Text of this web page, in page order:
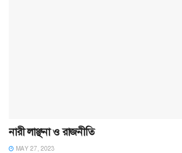
নারী লাঞ্ছনা ও রাজনীতি
MAY 27, 2023